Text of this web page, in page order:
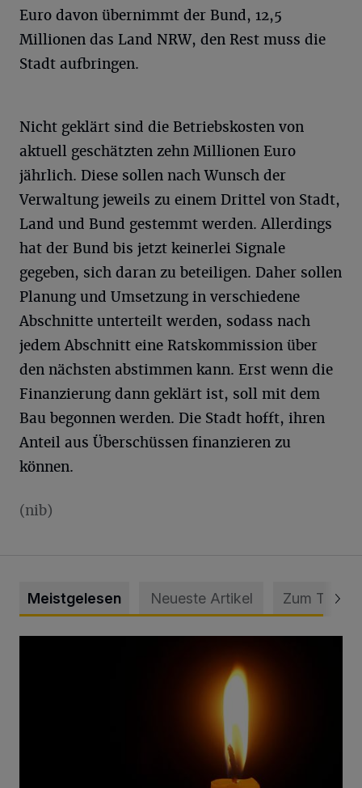
Euro davon übernimmt der Bund, 12,5
Millionen das Land NRW, den Rest muss die
Stadt aufbringen.
Nicht geklärt sind die Betriebskosten von
aktuell geschätzten zehn Millionen Euro
jährlich. Diese sollen nach Wunsch der
Verwaltung jeweils zu einem Drittel von Stadt,
Land und Bund gestemmt werden. Allerdings
hat der Bund bis jetzt keinerlei Signale
gegeben, sich daran zu beteiligen. Daher sollen
Planung und Umsetzung in verschiedene
Abschnitte unterteilt werden, sodass nach
jedem Abschnitt eine Ratskommission über
den nächsten abstimmen kann. Erst wenn die
Finanzierung dann geklärt ist, soll mit dem
Bau begonnen werden. Die Stadt hofft, ihren
Anteil aus Überschüssen finanzieren zu
können.
(nib)
Meistgelesen Neueste Artikel Zum Thema